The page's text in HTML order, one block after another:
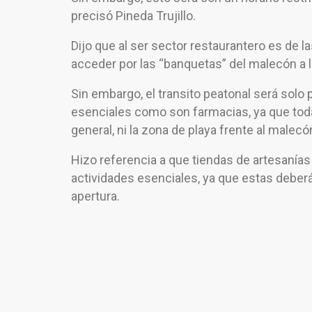
precisó Pineda Trujillo.
Dijo que al ser sector restaurantero es de
acceder por las “banquetas” del malecón
Sin embargo, el transito peatonal será
esenciales como son farmacias, ya que
general, ni la zona de playa frente al
Hizo referencia a que tiendas de
actividades esenciales, ya que estas
apertura.